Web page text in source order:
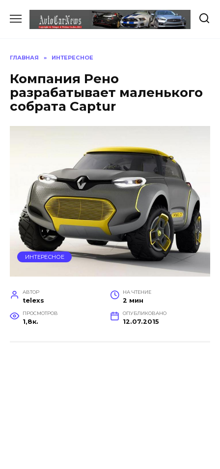
содержанию
ГЛАВНАЯ » ИНТЕРЕСНОЕ
Компания Рено
разрабатывает маленького
собрата Captur
ИНТЕРЕСНОЕ
АВТОР
telexs
НА ЧТЕНИЕ
2 мин
ПРОСМОТРОВ
1,8к.
ОПУБЛИКОВАНО
12.07.2015